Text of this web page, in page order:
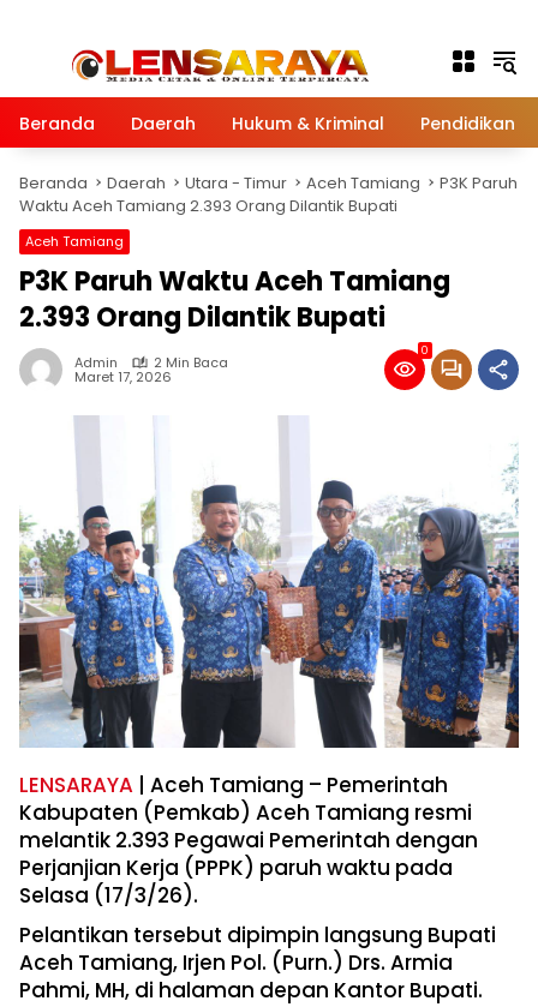
Beranda Daerah Hukum & Kriminal Pendidikan
Beranda Daerah Utara - Timur Aceh Tamiang
P3K Paruh
Waktu Aceh Tamiang 2.393 Orang Dilantik Bupati
Aceh Tamiang
P3K Paruh Waktu Aceh Tamiang
2.393 Orang Dilantik Bupati
Admin 2 Min Baca
Maret 17, 2026
0
LENSARAYA | Aceh Tamiang – Pemerintah
Kabupaten (Pemkab) Aceh Tamiang resmi
melantik 2.393 Pegawai Pemerintah dengan
Perjanjian Kerja (PPPK) paruh waktu pada
Selasa (17/3/26).
Pelantikan tersebut dipimpin langsung Bupati
Aceh Tamiang, Irjen Pol. (Purn.) Drs. Armia
Pahmi, MH, di halaman depan Kantor Bupati.